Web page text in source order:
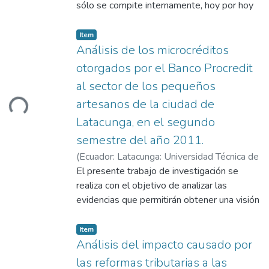
Milton Marcelo
sólo se compite internamente, hoy por hoy
consumidores, competidores y proveedores
mundiales, cada vez más exigentes e
informados, lo cual obliga a ser más
competitivos...
Loading...
Item
Análisis de los microcréditos
otorgados por el Banco Procredit
al sector de los pequeños
artesanos de la ciudad de
Latacunga, en el segundo
semestre del año 2011.
(Ecuador: Latacunga: Universidad Técnica de
Cotopaxi (UTC),2013-06)Tenorio Villalba,
Andrea Elizabeth;Yanez Reyes, Vilma
Yolanda;Cárdenas, Milton Marcelo
El presente trabajo de investigación se
realiza con el objetivo de analizar las
evidencias que permitirán obtener una visión
el Banco ProCredit al Sector Artesanal de
la ciudad de Latacunga, donde se
reconocerá a los créditos financieros como
Item
Análisis del impacto causado por
las reformas tributarias a las